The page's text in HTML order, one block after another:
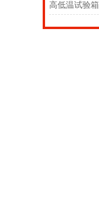
高低温试验